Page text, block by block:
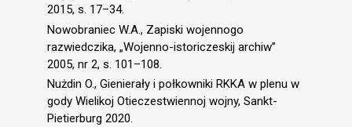
2015, s. 17–34.
Nowobraniec W.A., Zapiski wojennogo
razwiedczika, „Wojenno-istoriczeskij archiw”
2005, nr 2, s. 101–108.
Nużdin O., Gienierały i połkowniki RKKA w plenu w
gody Wielikoj Otieczestwiennoj wojny, Sankt-
Pietierburg 2020.